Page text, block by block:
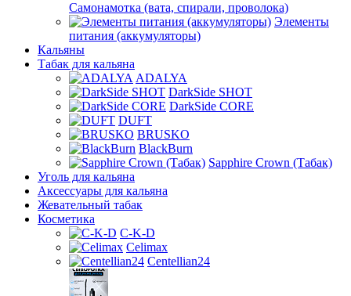
Самонамотка (вата, спирали, проволока)
Элементы
питания (аккумуляторы)
Кальяны
Табак для кальяна
ADALYA
DarkSide SHOT
DarkSide CORE
DUFT
BRUSKO
BlackBurn
Sapphire Crown (Табак)
Уголь для кальяна
Аксессуары для кальяна
Жевательный табак
Косметика
C-K-D
Celimax
Centellian24